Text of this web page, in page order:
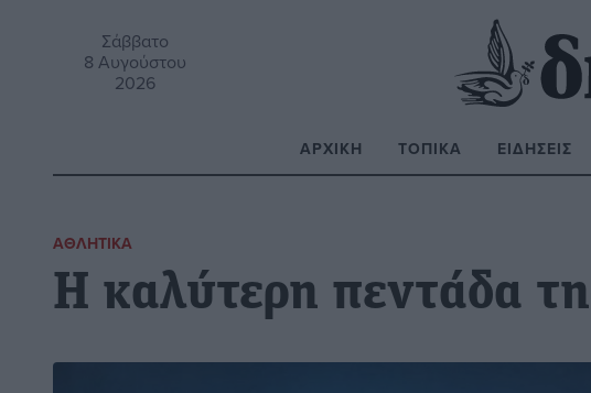
Σάββατο
8 Αυγούστου
2026
ΑΡΧΙΚΉ ΤΟΠΙΚΆ ΕΙΔΉΣΕΙΣ
ΑΘΛΗΤΙΚΆ
Η καλύτερη πεντάδα